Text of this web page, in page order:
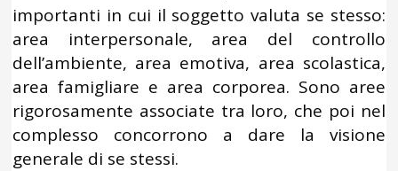
importanti in cui il soggetto valuta se stesso:
area interpersonale, area del controllo
dell’ambiente, area emotiva, area scolastica,
area famigliare e area corporea. Sono aree
rigorosamente associate tra loro, che poi nel
complesso concorrono a dare la visione
generale di se stessi.